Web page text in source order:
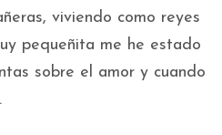
viviendo como reyes
pequeñita me he estado
sobre el amor y cuando